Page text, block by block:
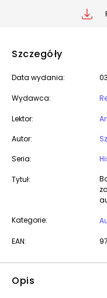
Szczegóły
Data wydania:
Wydawca:
Lektor:
Autor:
Seria:
Tytuł:
Kategorie:
EAN:
Opis